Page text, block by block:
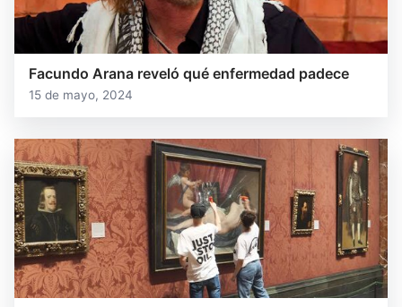
Facundo Arana reveló qué enfermedad padece
15 de mayo, 2024